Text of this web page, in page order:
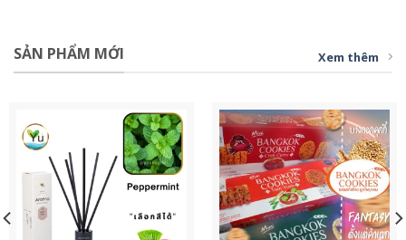
SẢN PHẨM MỚI Xem thêm